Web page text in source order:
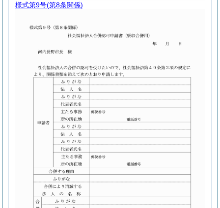
様式第9号(第8条関係)